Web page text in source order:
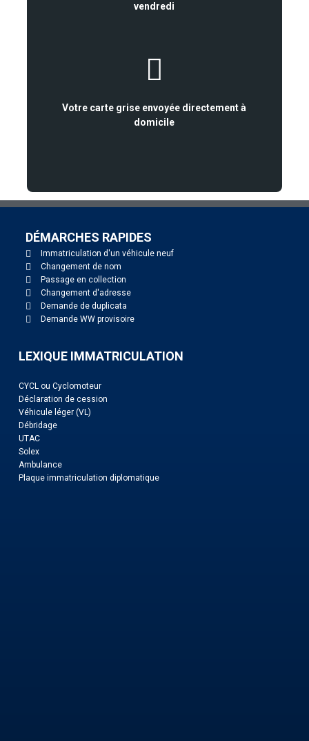
vendredi
Votre carte grise envoyée directement à
domicile
DÉMARCHES RAPIDES
Immatriculation d'un véhicule neuf
Changement de nom
Passage en collection
Changement d'adresse
Demande de duplicata
Demande WW provisoire
LEXIQUE IMMATRICULATION
CYCL ou Cyclomoteur
Déclaration de cession
Véhicule léger (VL)
Débridage
UTAC
Solex
Ambulance
Plaque immatriculation diplomatique